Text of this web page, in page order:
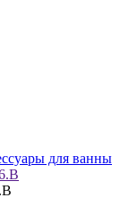
для ванны